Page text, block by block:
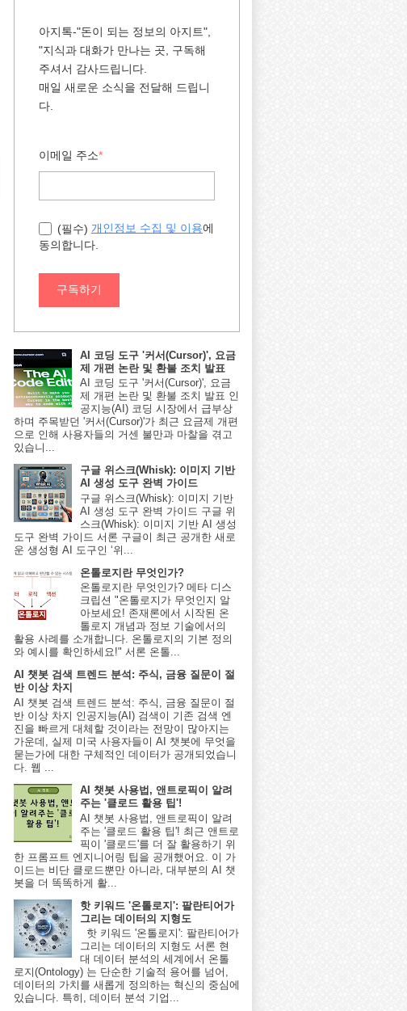
아지톡-"돈이 되는 정보의 아지트",
"지식과 대화가 만나는 곳, 구독해
주셔서 감사드립니다.
매일 새로운 소식을 전달해 드립니
다.
이메일 주소*
(필수) 개인정보 수집 및 이용에
동의합니다.
구독하기
AI 코딩 도구 '커서(Cursor)', 요금
제 개편 논란 및 환불 조치 발표
AI 코딩 도구 '커서(Cursor)', 요금
제 개편 논란 및 환불 조치 발표 인
공지능(AI) 코딩 시장에서 급부상
하며 주목받던 '커서(Cursor)'가 최근 요금제 개편
으로 인해 사용자들의 거센 불만과 마찰을 겪고
있습니...
구글 위스크(Whisk): 이미지 기반
AI 생성 도구 완벽 가이드
구글 위스크(Whisk): 이미지 기반
AI 생성 도구 완벽 가이드 구글 위
스크(Whisk): 이미지 기반 AI 생성
도구 완벽 가이드 서론 구글이 최근 공개한 새로
운 생성형 AI 도구인 ‘위...
온톨로지란 무엇인가?
온톨로지란 무엇인가? 메타 디스
크립션 "온톨로지가 무엇인지 알
아보세요! 존재론에서 시작된 온
톨로지 개념과 정보 기술에서의
활용 사례를 소개합니다. 온톨로지의 기본 정의
와 예시를 확인하세요!" 서론 온톨...
AI 챗봇 검색 트렌드 분석: 주식, 금융 질문이 절
반 이상 차지
AI 챗봇 검색 트렌드 분석: 주식, 금융 질문이 절
반 이상 차지 인공지능(AI) 검색이 기존 검색 엔
진을 빠르게 대체할 것이라는 전망이 많아지는
가운데, 실제 미국 사용자들이 AI 챗봇에 무엇을
묻는가에 대한 구체적인 데이터가 공개되었습니
다. 웹 ...
AI 챗봇 사용법, 앤트로픽이 알려
주는 '클로드 활용 팁'!
AI 챗봇 사용법, 앤트로픽이 알려
주는 '클로드 활용 팁'! 최근 앤트로
픽이 '클로드'를 더 잘 활용하기 위
한 프롬프트 엔지니어링 팁을 공개했어요. 이 가
이드는 비단 클로드뿐만 아니라, 대부분의 AI 챗
봇을 더 똑똑하게 활...
핫 키워드 '온톨로지': 팔란티어가
그리는 데이터의 지형도
핫 키워드 '온톨로지': 팔란티어가
그리는 데이터의 지형도 서론 현
대 데이터 분석의 세계에서 온톨
로지(Ontology) 는 단순한 기술적 용어를 넘어,
데이터의 가치를 새롭게 정의하는 혁신의 중심에
있습니다. 특히, 데이터 분석 기업...